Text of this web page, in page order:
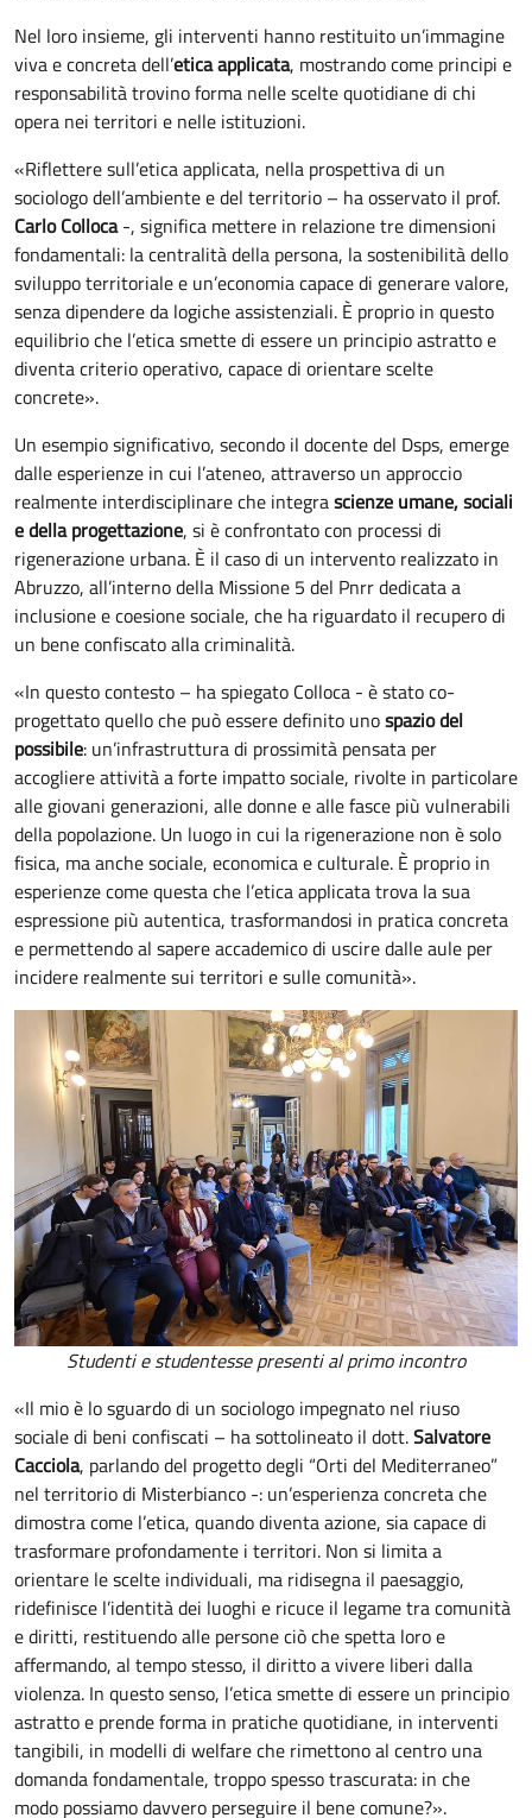
Nel loro insieme, gli interventi hanno restituito un’immagine
viva e concreta dell’etica applicata, mostrando come principi e
responsabilità trovino forma nelle scelte quotidiane di chi
opera nei territori e nelle istituzioni.
«Riflettere sull’etica applicata, nella prospettiva di un
sociologo dell’ambiente e del territorio – ha osservato il prof.
Carlo Colloca-, significa mettere in relazione tre dimensioni
fondamentali: la centralità della persona, la sostenibilità dello
sviluppo territoriale e un’economia capace di generare valore,
senza dipendere da logiche assistenziali. È proprio in questo
equilibrio che l’etica smette di essere un principio astratto e
diventa criterio operativo, capace di orientare scelte
concrete».
Un esempio significativo, secondo il docente del Dsps, emerge
dalle esperienze in cui l’ateneo, attraverso un approccio
realmente interdisciplinare che integrascienze umane, sociali
e della progettazione, si è confrontato con processi di
rigenerazione urbana. È il caso di un intervento realizzato in
Abruzzo, all’interno della Missione 5 del Pnrr dedicata a
inclusione e coesione sociale, che ha riguardato il recupero di
un bene confiscato alla criminalità.
«In questo contesto – ha spiegato Colloca - è stato co-
progettato quello che può essere definito unospazio del
possibile: un’infrastruttura di prossimità pensata per
accogliere attività a forte impatto sociale, rivolte in particolare
alle giovani generazioni, alle donne e alle fasce più vulnerabili
della popolazione. Un luogo in cui la rigenerazione non è solo
fisica, ma anche sociale, economica e culturale. È proprio in
esperienze come questa che l’etica applicata trova la sua
espressione più autentica, trasformandosi in pratica concreta
e permettendo al sapere accademico di uscire dalle aule per
incidere realmente sui territori e sulle comunità».
Studenti e studentesse presenti al primo incontro
«Il mio è lo sguardo di un sociologo impegnato nel riuso
sociale di beni confiscati – ha sottolineato il dott.Salvatore
Cacciola, parlando del progetto degli “Orti del Mediterraneo”
nel territorio di Misterbianco -: un’esperienza concreta che
dimostra come l’etica, quando diventa azione, sia capace di
trasformare profondamente i territori. Non si limita a
orientare le scelte individuali, ma ridisegna il paesaggio,
ridefinisce l’identità dei luoghi e ricuce il legame tra comunità
e diritti, restituendo alle persone ciò che spetta loro e
affermando, al tempo stesso, il diritto a vivere liberi dalla
violenza. In questo senso, l’etica smette di essere un principio
astratto e prende forma in pratiche quotidiane, in interventi
tangibili, in modelli di welfare che rimettono al centro una
domanda fondamentale, troppo spesso trascurata: in che
modo possiamo davvero perseguire il bene comune?».